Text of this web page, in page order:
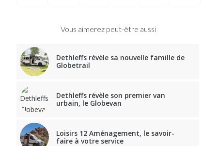
Vous aimerez peut-être aussi
Dethleffs révèle sa nouvelle famille de
Globetrail
Dethleffs révèle son premier van
urbain, le Globevan
Loisirs 12 Aménagement, le savoir-
faire à votre service